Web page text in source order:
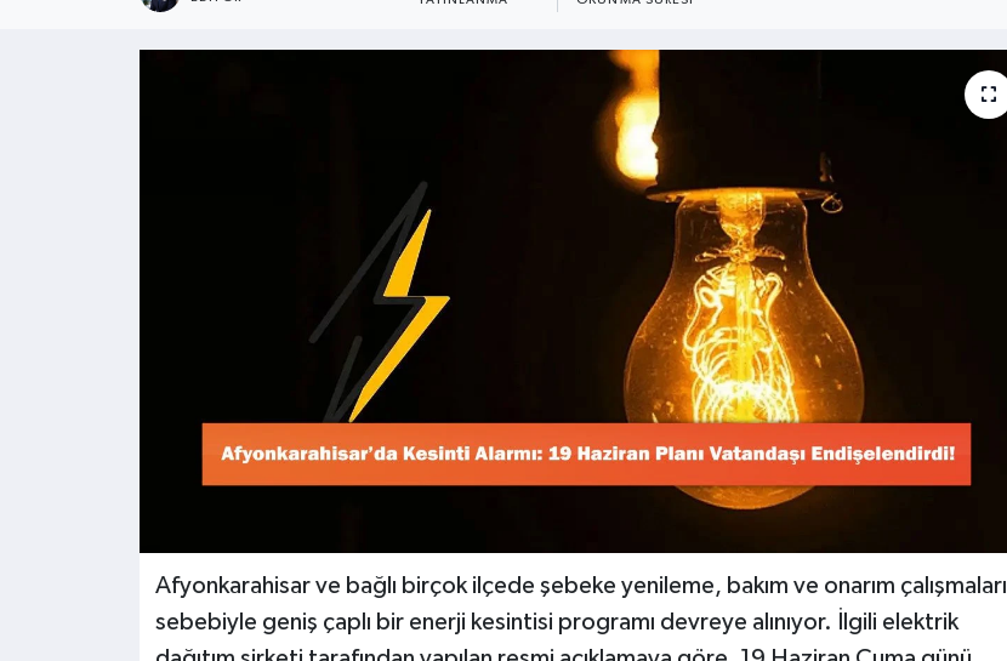
Afyonkarahisar ve bağlı birçok ilçede şebeke yenileme, bakım ve onarım çalışmaları
sebebiyle geniş çaplı bir enerji kesintisi programı devreye alınıyor. İlgili elektrik